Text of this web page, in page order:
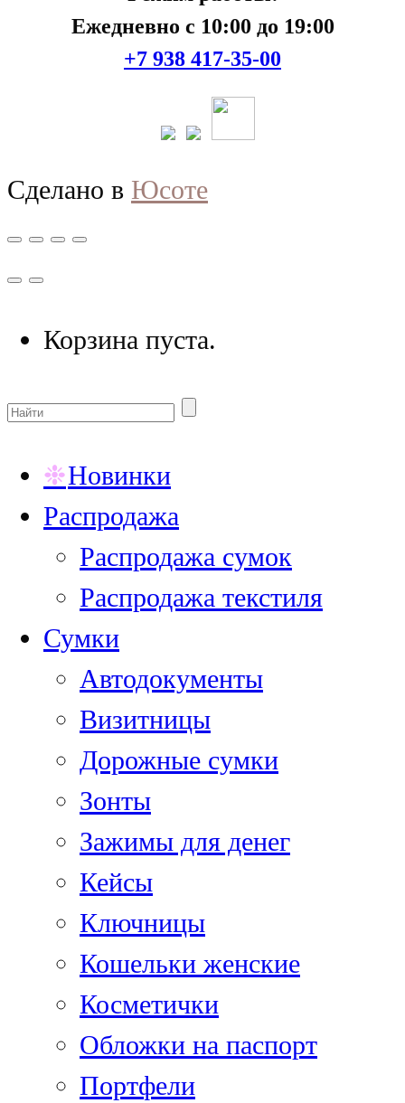
Ежедневно с 10:00 до 19:00
+7 938 417-35-00
Сделано в Юсоте
Корзина пуста.
Новинки
Распродажа
Распродажа сумок
Распродажа текстиля
Сумки
Автодокументы
Визитницы
Дорожные сумки
Зонты
Зажимы для денег
Кейсы
Ключницы
Кошельки женские
Косметички
Обложки на паспорт
Портфели